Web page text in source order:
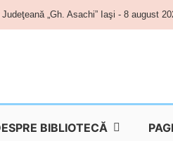
„Gh. Asachi” Iaşi - 8 august
BIBLIOTECĂ